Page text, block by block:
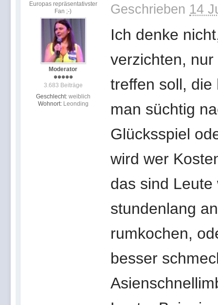
Europas repräsentativster
Fan ;-)
Moderator
3.683 Beiträge
Geschlecht: weiblich
Wohnort: Leonding
Geschrieben 14
Ich denke
verzichten,
treffen soll, die
man süchtig
Glücksspiel
wird wer
das sind
stundenlang
rumkochen,
besser